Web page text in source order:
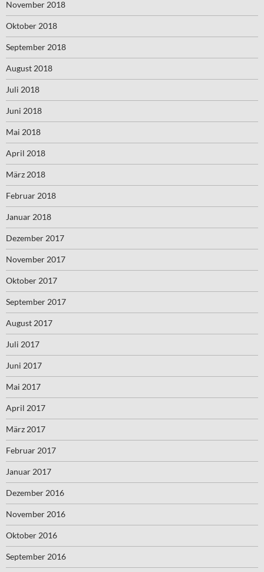
November 2018
Oktober 2018
September 2018
August 2018
Juli 2018
Juni 2018
Mai 2018
April 2018
März 2018
Februar 2018
Januar 2018
Dezember 2017
November 2017
Oktober 2017
September 2017
August 2017
Juli 2017
Juni 2017
Mai 2017
April 2017
März 2017
Februar 2017
Januar 2017
Dezember 2016
November 2016
Oktober 2016
September 2016